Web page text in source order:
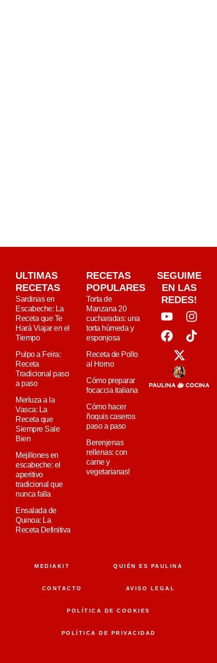
ULTIMAS
RECETAS
Sardinas en
Escabeche: La
Receta que Te
Hará Viajar en el
Tiempo
Pulpo a Feira:
Receta
Tradicional paso
a paso
Merluza a la
Vasca: La
Receta que
Siempre Sale
Bien
Mejillones en
escabeche: el
aperitivo
tradicional que
nunca falla
Ensalada de
Quinoa: La
Receta Definitiva
RECETAS
POPULARES
Torta de
Manzana 20
cucharadas: una
torta húmeda y
esponjosa
Receta de Pollo
al Horno
Cómo preparar
focaccia italiana
Cómo hacer
ñoquis caseros
paso a paso
Berenjenas
rellenas: con
carne y
vegetarianas!
SEGUIME
EN LAS
REDES!
MEDIAKIT QUIÉN ES PAULINA
CONTACTO AVISO LEGAL
POLÍTICA DE COOKIES
POLÍTICA DE PRIVACIDAD